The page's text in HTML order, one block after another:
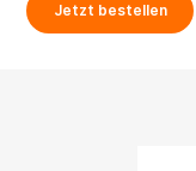
Jetzt bestellen